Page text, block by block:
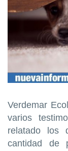
Verdemar
varios
relatado los
cantidad de